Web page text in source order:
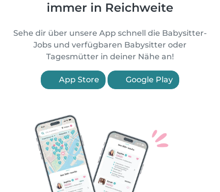
immer in Reichweite
Sehe dir über unsere App schnell die Babysitter-
Jobs und verfügbaren Babysitter oder
Tagesmütter in deiner Nähe an!
App Store Google Play